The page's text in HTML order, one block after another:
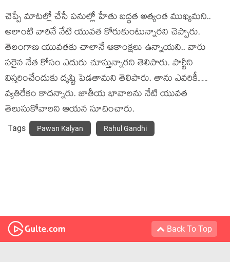
చెప్పే మాటల్లో చేసే ప‌నుల్లో హేతు బ‌ద్ధ‌త అత్యంత ముఖ్య‌మని..
అలాంటి వారినే నేటి యువ‌త కోరుకుంటున్నార‌ని చెప్పారు.
తెలంగాణ యువ‌త‌కు చాలానే ఆకాంక్ష‌లు ఉన్నాయ‌ని.. వారు
స‌రైన నేత కోసం ఎదురు చూస్తున్నార‌ని తెలిపారు. పార్టీని
విస్త‌రించేందుకు దృష్టి పెడ‌తామ‌ని తెలిపారు. తాను ఎవ‌రికీ…
వ్య‌తిరేకం కాద‌న్నారు. జాతీయ భావాల‌ను నేటి యువ‌త
తెలుసుకోవాల‌ని ఆయ‌న సూచించారు.
Tags Pawan Kalyan Rahul Gandhi
Back To Top